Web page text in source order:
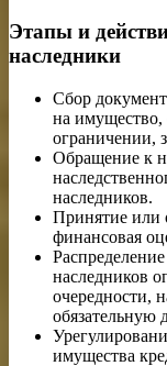
Этапы и
наследники
Сбор
на имущество,
ограничении,
Обращение к
наследников.
Принятие или
финансовая
наследников
очередности,
обязательную
имущества